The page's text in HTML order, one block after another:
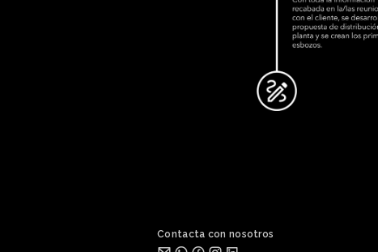
Contacta con nosotros